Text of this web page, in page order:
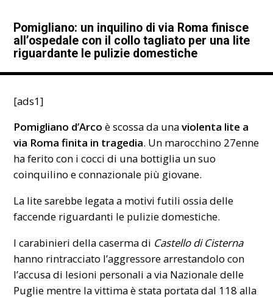
Pomigliano: un inquilino di via Roma finisce
all’ospedale con il collo tagliato per una lite
riguardante le pulizie domestiche
[ads1]
Pomigliano d’Arco è scossa da unaviolenta lite a
via Roma finita in tragedia. Un marocchino 27enne
ha ferito con i cocci di una bottiglia un suo
coinquilino e connazionale più giovane.
La lite sarebbe legata a motivi futili ossia delle
faccende riguardanti le pulizie domestiche.
I carabinieri della caserma di Castello di Cisterna
hanno rintracciato l’aggressore arrestandolo con
l’accusa di lesioni personali a via Nazionale delle
Puglie mentre la vittima è stata portata dal 118 alla